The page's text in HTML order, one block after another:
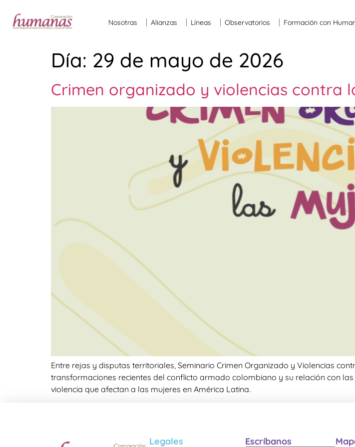
Nosotras Alianzas Líneas Observatorios Formación con
Día: 29 de mayo de 2026
Crimen organizado y violencias contra
Entre rejas y disputas territoriales, Seminario Crimen Organizado y Violencias
transformaciones recientes del conflicto armado colombiano y su relación con
violencia que afectan a las mujeres en América Latina.
Legales Escríbanos